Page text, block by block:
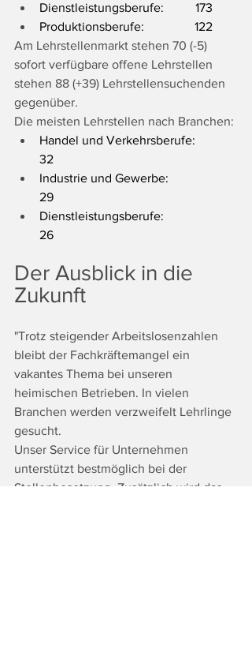
Dienstleistungsberufe:          173
Produktionsberufe:                122
Am Lehrstellenmarkt stehen 70 (-5)
sofort verfügbare offene Lehrstellen
stehen 88 (+39) Lehrstellensuchenden
gegenüber.
Die meisten Lehrstellen nach Branchen:
Handel und Verkehrsberufe:
32
Industrie und Gewerbe:
29
Dienstleistungsberufe:
26
Der Ausblick in die
Zukunft
"Trotz steigender Arbeitslosenzahlen
bleibt der Fachkräftemangel ein
vakantes Thema bei unseren
heimischen Betrieben. In vielen
Branchen werden verzweifelt Lehrlinge
gesucht.
Unser Service für Unternehmen
unterstützt bestmöglich bei der
Stellenbesetzung. Zusätzlich wird das